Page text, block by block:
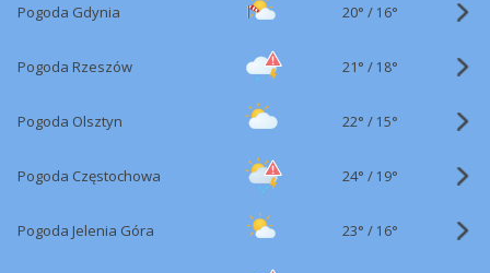
Pogoda Gdynia 20° / 16°
Pogoda Rzeszów 21° / 18°
Pogoda Olsztyn 22° / 15°
Pogoda Częstochowa 24° / 19°
Pogoda Jelenia Góra 23° / 16°